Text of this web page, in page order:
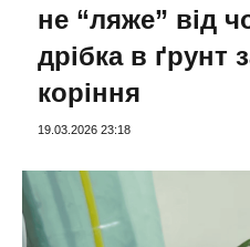
не “ляже” від
дрібка в ґрунт
коріння
19.03.2026 23:18